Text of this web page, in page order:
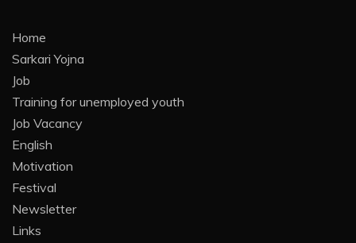
Home
Sarkari Yojna
Job
Training for unemployed youth
Job Vacancy
English
Motivation
Festival
Newsletter
Links